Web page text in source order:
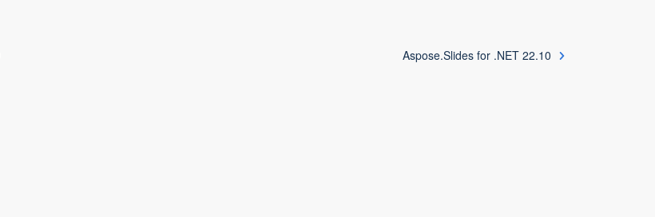
Aspose.Slides for .NET 22.10